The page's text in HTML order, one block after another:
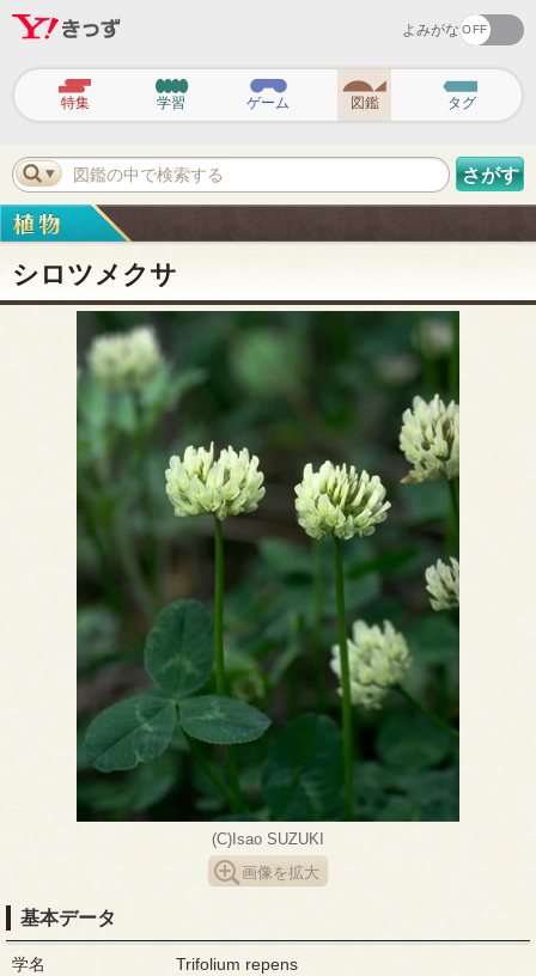
よみがな
ビ
ゲ
ー
シ
ョ
ン
特集 学習 ゲーム 図鑑 タグ
図鑑の中で検索する さがす
シロツメクサ
(C)Isao SUZUKI
画像を拡大
基本データ
学名 Trifolium repens